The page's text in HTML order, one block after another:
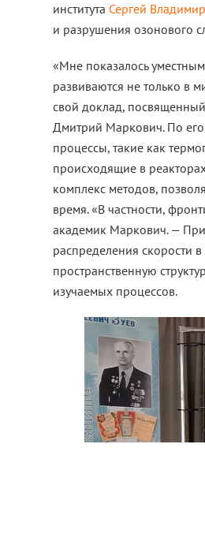
института Сергей
и разрушения озонового
«Мне показалось
развиваются не только в
свой доклад,
Дмитрий Маркович. По его
процессы, такие как
происходящие в
комплекс методов,
время. «В частности,
академик Маркович. —
распределения скорости
пространственную
изучаемых процессов.